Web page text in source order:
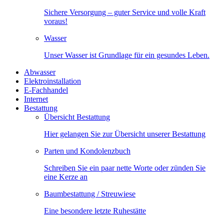
Sichere Versorgung – guter Service und volle Kraft
voraus!
Wasser
Unser Wasser ist Grundlage für ein gesundes Leben.
Abwasser
Elektroinstallation
E-Fachhandel
Internet
Bestattung
Übersicht Bestattung
Hier gelangen Sie zur Übersicht unserer Bestattung
Parten und Kondolenzbuch
Schreiben Sie ein paar nette Worte oder zünden Sie
eine Kerze an
Baumbestattung / Streuwiese
Eine besondere letzte Ruhestätte